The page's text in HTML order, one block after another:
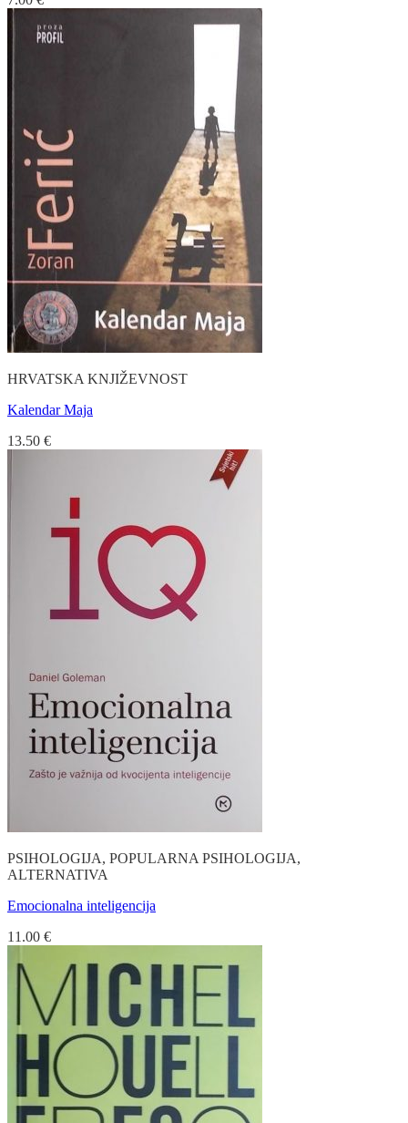
HRVATSKA KNJIŽEVNOST
Kalendar Maja
13.50 €
PSIHOLOGIJA, POPULARNA PSIHOLOGIJA,
ALTERNATIVA
Emocionalna inteligencija
11.00 €